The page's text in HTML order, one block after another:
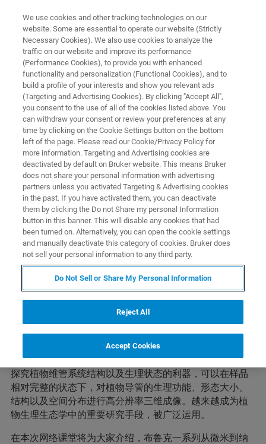
网络研讨会
利用micro-CT研究植物的水分生
理
联系我们
了解布鲁克临床前活体成像产品
线
研讨会简介
植物的维管系统是植物水分运输的主要通道，其结构与干
旱耐受性、生长等诸多生物学功能紧密相关。micro-CT是
探究植物维管系统结构以及生理状态的利器，可以在样品
相对完整的状态下，对植物导管的生理功能、形态大小、
结构以及空间分布进行高分辨率三维成像。越来越成为植
物生理生态学中的重要研究手段，被广泛运用。
在本次网络课堂将为大家介绍，布鲁克一系列从微米到纳
We use cookies and other tracking technologies on our
website. Some are essential to operate our website (Strictly
Necessary Cookies). We also use cookies to analyze the
traffic on our website and improve its performance
(Performance Cookies), to provide you with enhanced
functionality and personalization (Functional Cookies), and to
build a profile of your interests and show you relevant ads
(Targeting and Advertising Cookies). By clicking "Accept All",
you consent to the use of all of the cookies listed above. You
can withdraw your consent or review your preferences at any
time by clicking on the Cookie Settings button on the bottom
left of the page. Please read our Cookie/Privacy Policy for
more information. Targeting and Advertising cookies are
deactivated by default on Bruker website. This means Bruker
does not share your personal information with advertising
partners unless you activated Targeting & Advertising cookies
in the past. If you have activated them, you can deactivate
them by clicking the Do not Share my personal Information
button in this banner. This will disable any cookies that had
been turned on. Alternatively, you can open the cookie settings
and manually deactivate this category of cookies. Bruker does
not sell your personal information to any third party.
Do Not Sell or Share My Personal Information
Reject All
Accept Cookies